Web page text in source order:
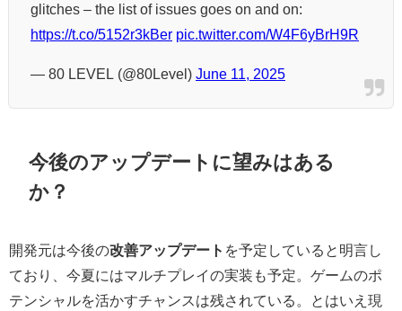
glitches – the list of issues goes on and on:
https://t.co/5152r3kBer pic.twitter.com/W4F6yBrH9R
— 80 LEVEL (@80Level) June 11, 2025
今後のアップデートに望みはある
か？
開発元は今後の改善アップデート を予定していると明言し
ており、今夏にはマルチプレイの実装も予定。ゲームのポ
テンシャルを活かすチャンスは残されている。とはいえ現